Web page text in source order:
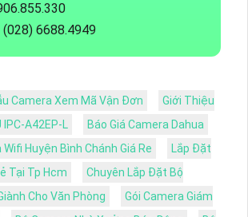
(028) 6688.4949
Camera Xem Mã Vận Đơn
Giới Thiệu
A42EP-L
Báo Giá Camera Dahua
Huyện Bình Chánh Giá Re
Lắp Đặt
Tại Tp Hcm
Chuyên Lắp Đặt Bộ
Cho Văn Phòng
Gói Camera Giám